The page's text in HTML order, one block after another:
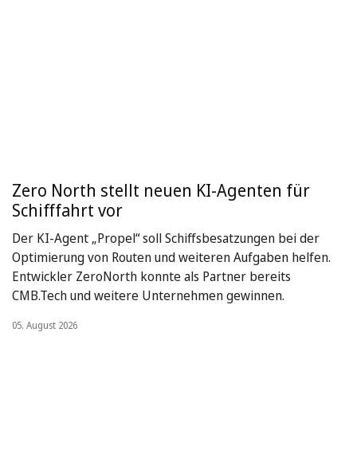
Zero North stellt neuen KI-Agenten für
Schifffahrt vor
Der KI-Agent „Propel“ soll Schiffsbesatzungen bei der
Optimierung von Routen und weiteren Aufgaben helfen.
Entwickler ZeroNorth konnte als Partner bereits
CMB.Tech und weitere Unternehmen gewinnen.
05. August 2026